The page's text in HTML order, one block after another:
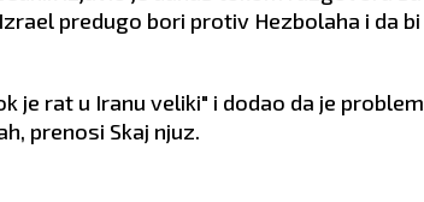
predugo bori protiv Hezbolaha i da bi
je rat u Iranu veliki" i dodao da je problem
prenosi Skaj njuz.